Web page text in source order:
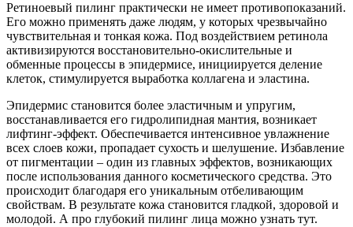
Ретиноевый пилинг практически не имеет противопоказаний.
Его можно применять даже людям, у которых чрезвычайно
чувствительная и тонкая кожа. Под воздействием ретинола
активизируются восстановительно-окислительные и
обменные процессы в эпидермисе, инициируется деление
клеток, стимулируется выработка коллагена и эластина.
Эпидермис становится более эластичным и упругим,
восстанавливается его гидролипидная мантия, возникает
лифтинг-эффект. Обеспечивается интенсивное увлажнение
всех слоев кожи, пропадает сухость и шелушение. Избавление
от пигментации – один из главных эффектов, возникающих
после использования данного косметического средства. Это
происходит благодаря его уникальным отбеливающим
свойствам. В результате кожа становится гладкой, здоровой и
молодой. А про глубокий пилинг лица можно узнать тут.